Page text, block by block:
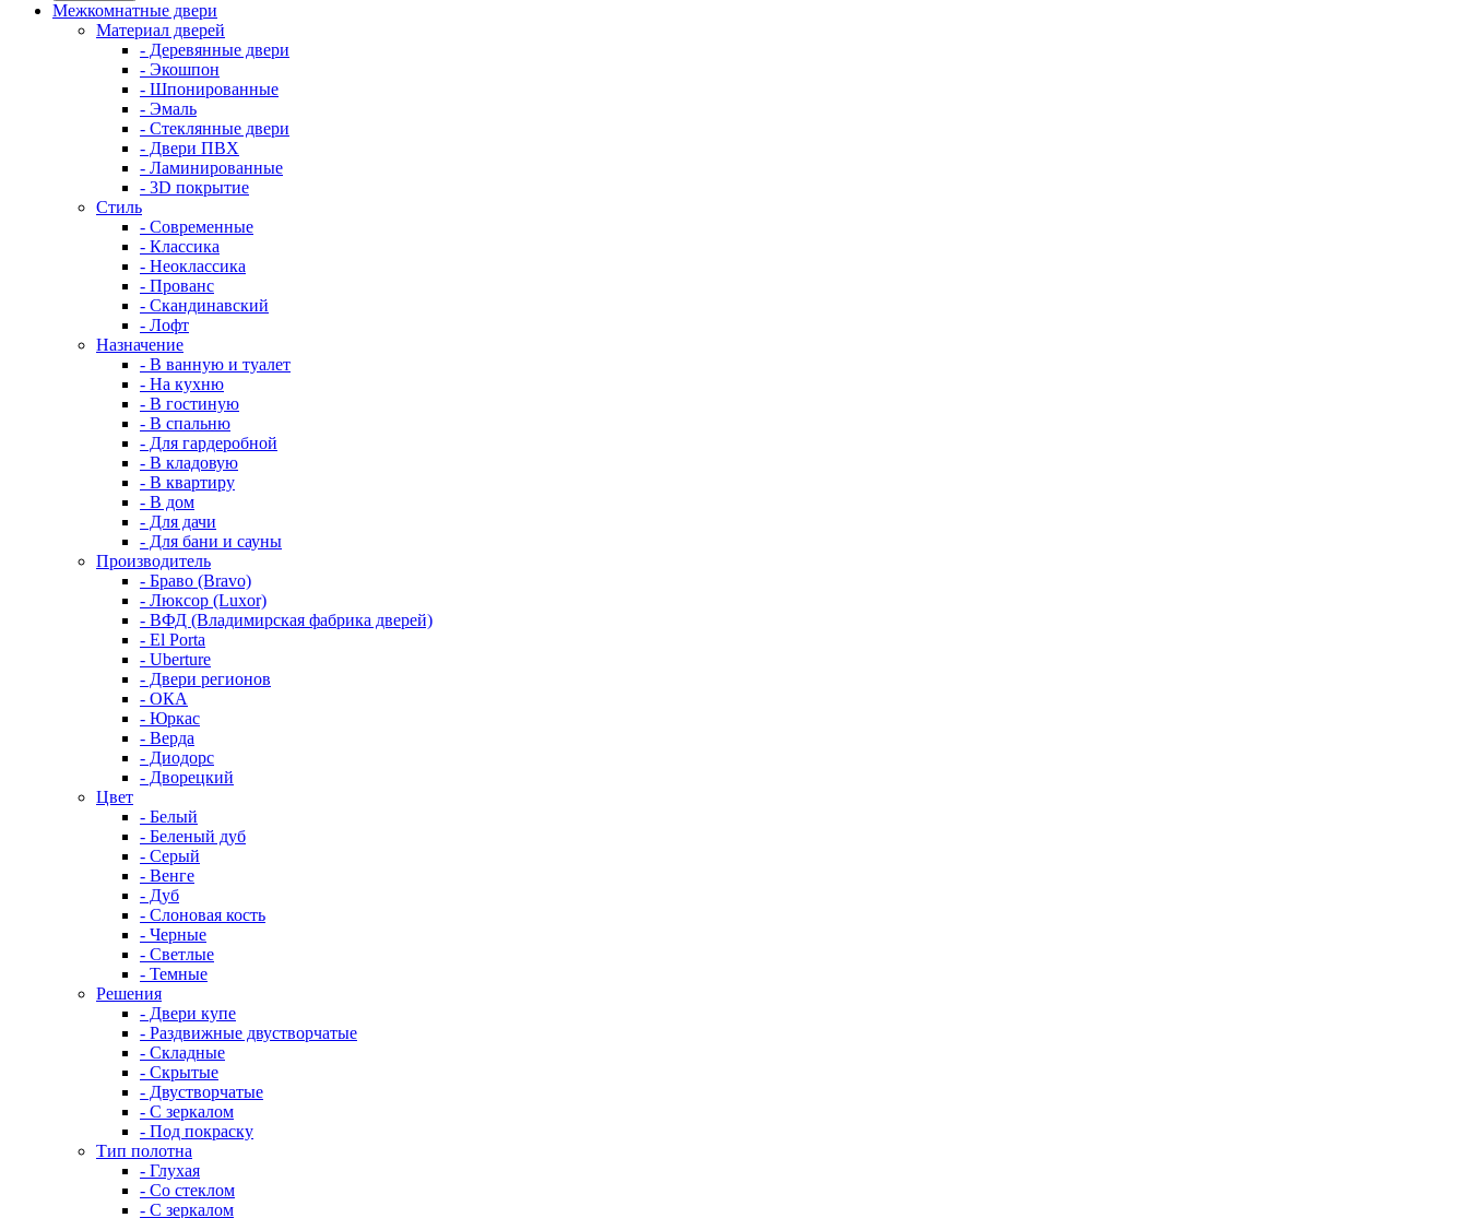
Межкомнатные двери
Материал дверей
- Деревянные двери
- Экошпон
- Шпонированные
- Эмаль
- Стеклянные двери
- Двери ПВХ
- Ламинированные
- 3D покрытие
Стиль
- Современные
- Классика
- Неоклассика
- Прованс
- Скандинавский
- Лофт
Назначение
- В ванную и туалет
- На кухню
- В гостиную
- В спальню
- Для гардеробной
- В кладовую
- В квартиру
- В дом
- Для дачи
- Для бани и сауны
Производитель
- Браво (Bravo)
- Люксор (Luxor)
- ВФД (Владимирская фабрика дверей)
- El Porta
- Uberture
- Двери регионов
- ОКА
- Юркас
- Верда
- Диодорс
- Дворецкий
Цвет
- Белый
- Беленый дуб
- Серый
- Венге
- Дуб
- Слоновая кость
- Черные
- Светлые
- Темные
Решения
- Двери купе
- Раздвижные двустворчатые
- Складные
- Скрытые
- Двустворчатые
- С зеркалом
- Под покраску
Тип полотна
- Глухая
- Со стеклом
- С зеркалом